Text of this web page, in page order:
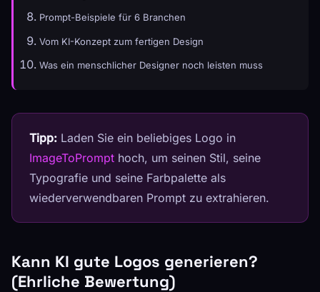
Prompt-Beispiele für 6 Branchen
Vom KI-Konzept zum fertigen Design
Was ein menschlicher Designer noch leisten muss
Tipp: Laden Sie ein beliebiges Logo in
ImageToPrompt hoch, um seinen Stil, seine
Typografie und seine Farbpalette als
wiederverwendbaren Prompt zu extrahieren.
Kann KI gute Logos generieren?
(Ehrliche Bewertung)